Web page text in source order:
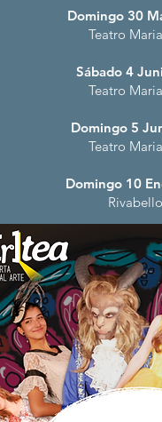
Domingo 30
Teatro
Sábado 4
Teatro
Domingo 5
Teatro
Domingo 10